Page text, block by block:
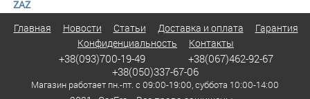
ZAZ
Главная Новости Статьи Доставка и оплата
Гарантия
Конфиденциальность
Контакты
+38(093)700-19-49
+38(067)462-92-67
+38(050)337-67-06
Магазин работает пн.-пт. с 09:00-19:00, суббота 10:00-14:00